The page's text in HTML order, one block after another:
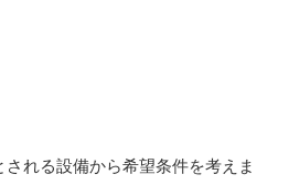
れる設備から希望条件を考えま